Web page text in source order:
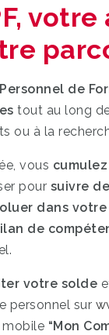
de
tout au long
ou à la
vous
pour suivre
dans
de
votre solde
personnel sur
mobile “Mon